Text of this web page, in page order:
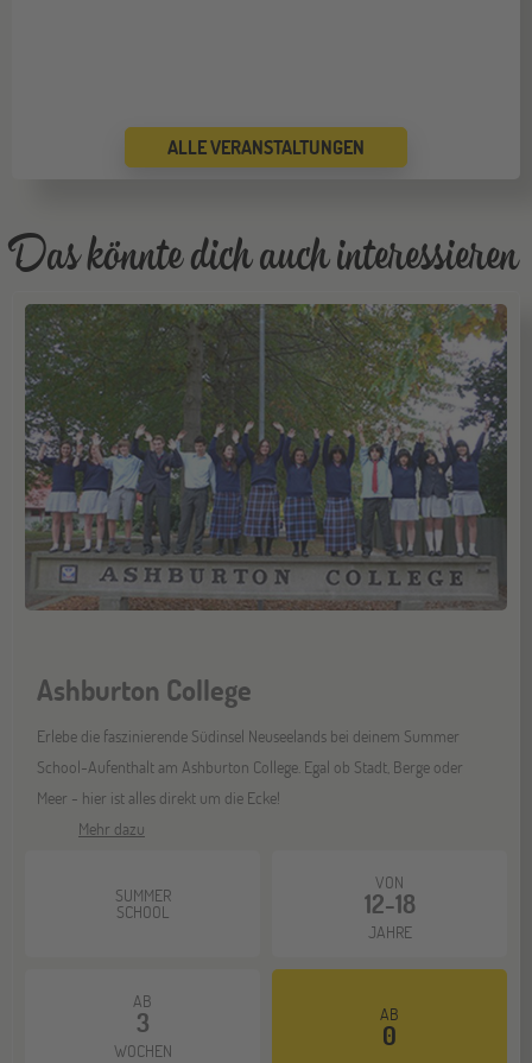
ALLE VERANSTALTUNGEN
Das könnte dich auch interessieren
Ashburton College
Erlebe die faszinierende Südinsel Neuseelands bei deinem Summer
School-Aufenthalt am Ashburton College. Egal ob Stadt, Berge oder
Meer - hier ist alles direkt um die Ecke!
Mehr dazu
SUMMER
SCHOOL
VON
12-18
JAHRE
AB
3
WOCHEN
AB
0